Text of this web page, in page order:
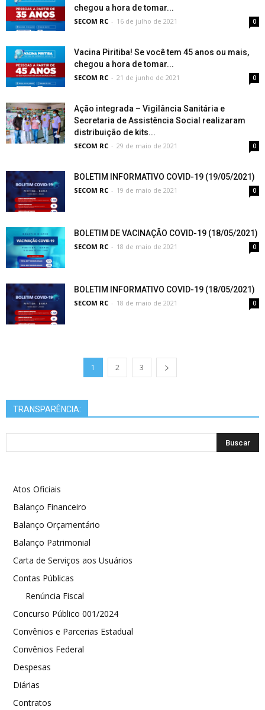
chegou a hora de tomar...
SECOM RC - 16 de julho de 2021 0
Vacina Piritiba! Se você tem 45 anos ou mais,
chegou a hora de tomar...
SECOM RC - 21 de junho de 2021 0
Ação integrada – Vigilância Sanitária e
Secretaria de Assistência Social realizaram
distribuição de kits...
SECOM RC - 29 de maio de 2021 0
BOLETIM INFORMATIVO COVID-19 (19/05/2021)
SECOM RC - 19 de maio de 2021 0
BOLETIM DE VACINAÇÃO COVID-19 (18/05/2021)
SECOM RC - 18 de maio de 2021 0
BOLETIM INFORMATIVO COVID-19 (18/05/2021)
SECOM RC - 18 de maio de 2021 0
1 2 3
TRANSPARÊNCIA:
Atos Oficiais
Balanço Financeiro
Balanço Orçamentário
Balanço Patrimonial
Carta de Serviços aos Usuários
Contas Públicas
Renúncia Fiscal
Concurso Público 001/2024
Convênios e Parcerias Estadual
Convênios Federal
Despesas
Diárias
Contratos